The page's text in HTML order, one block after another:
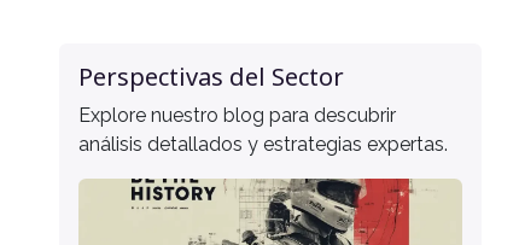
Perspectivas del Sector
Explore nuestro blog para descubrir
análisis detallados y estrategias expertas.